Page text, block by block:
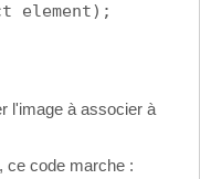
element) ;
l'image à associer à
ce code marche :